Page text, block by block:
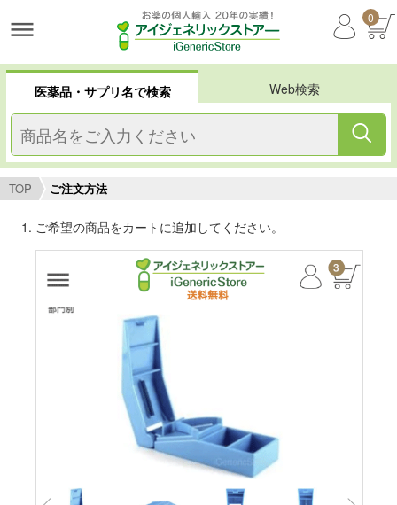
0
医薬品・サプリ名で検索 Web検索
TOP ご注文方法
ご希望の商品をカートに追加してください。